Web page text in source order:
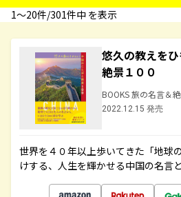
1〜20件/301件中 を表示
悠久の教えを
絶景１００
BOOKS 旅の名言＆
2022.12.15 発売
世界を４０年以上歩いてきた「地球
けする、人生を輝かせる中国の名言